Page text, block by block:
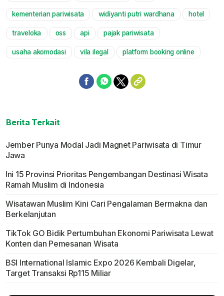
kementerian pariwisata widiyanti putri wardhana hotel
traveloka oss api pajak pariwisata
usaha akomodasi vila ilegal platform booking online
Berita Terkait
Jember Punya Modal Jadi Magnet Pariwisata di Timur
Jawa
Ini 15 Provinsi Prioritas Pengembangan Destinasi Wisata
Ramah Muslim di Indonesia
Wisatawan Muslim Kini Cari Pengalaman Bermakna dan
Berkelanjutan
TikTok GO Bidik Pertumbuhan Ekonomi Pariwisata Lewat
Konten dan Pemesanan Wisata
BSI International Islamic Expo 2026 Kembali Digelar,
Target Transaksi Rp115 Miliar